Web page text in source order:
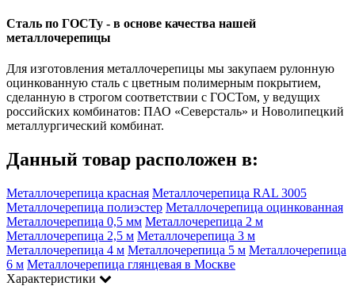
Сталь по ГОСТу - в основе качества нашей
металлочерепицы
Для изготовления металлочерепицы мы закупаем рулонную
оцинкованную сталь с цветным полимерным покрытием,
сделанную в строгом соответствии с ГОСТом, у ведущих
российских комбинатов: ПАО «Северсталь» и Новолипецкий
металлургический комбинат.
Данный товар расположен в:
Металлочерепица красная Металлочерепица RAL 3005
Металлочерепица полиэстер Металлочерепица оцинкованная
Металлочерепица 0,5 мм Металлочерепица 2 м
Металлочерепица 2,5 м Металлочерепица 3 м
Металлочерепица 4 м Металлочерепица 5 м Металлочерепица
6 м Металлочерепица глянцевая в Москве
Характеристики